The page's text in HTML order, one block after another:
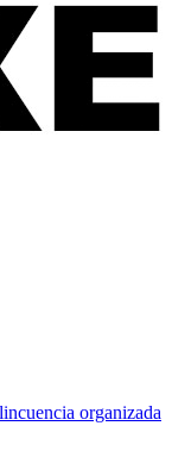
organizada